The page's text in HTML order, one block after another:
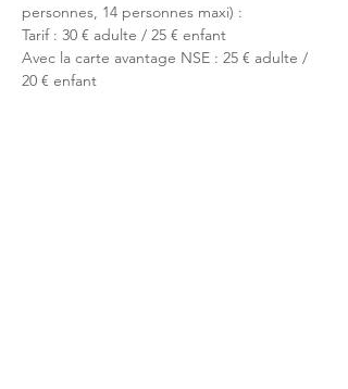
personnes, 14 personnes maxi) :
Tarif : 30 € adulte / 25 € enfant
Avec la carte avantage NSE : 25 € adulte /
20 € enfant